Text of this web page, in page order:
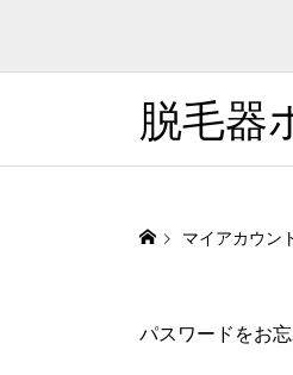
脱毛器
マイアカウン
パスワードをお